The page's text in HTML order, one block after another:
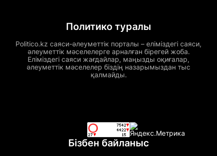
Политико туралы
Politico.kz саяси-әлеуметтік порталы – еліміздегі саяси,
әлеуметтік мәселелерге арналған бірегей жоба.
Еліміздегі саяси жағдайлар, маңызды оқиғалар,
әлеуметтік мәселелер біздің назарымыздан тыс
қалмайды.
Бізбен байланыс